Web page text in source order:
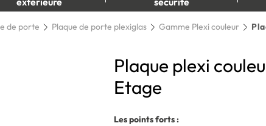
de porte Plaque de porte plexiglas Gamme Plexi couleur
Plaque plexi
Etage
Les points forts :